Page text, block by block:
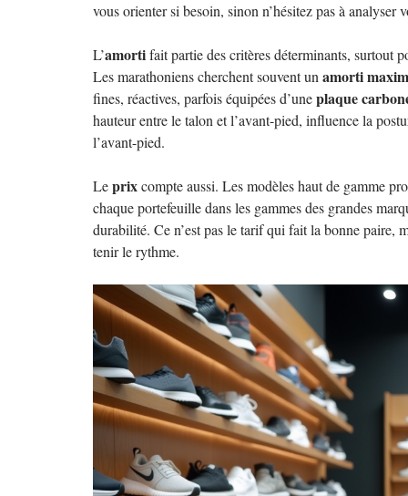
vous orienter si besoin, sinon n’hésitez pas à analyser
L’amortifait partie des critères déterminants, surtout
Les marathoniens cherchent souvent un amorti
fines, réactives, parfois équipées d’uneplaque
hauteur entre le talon et l’avant-pied, influence la
l’avant-pied.
Leprixcompte aussi. Les modèles haut de gamme
chaque portefeuille dans les gammes des grandes
durabilité. Ce n’est pas le tarif qui fait la bonne paire,
tenir le rythme.